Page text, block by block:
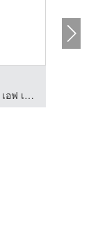
จำหน่ายหิน ดิน ทราย น้ำ ระยอง บี พี เอฟ เซอร์วิส